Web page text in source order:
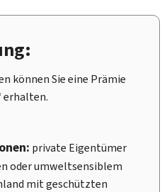
können Sie eine Prämie
erhalten.
private Eigentümer
oder umweltsensiblem
mit geschützten